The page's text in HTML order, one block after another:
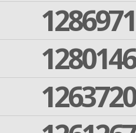
1286971
1280146
1263720